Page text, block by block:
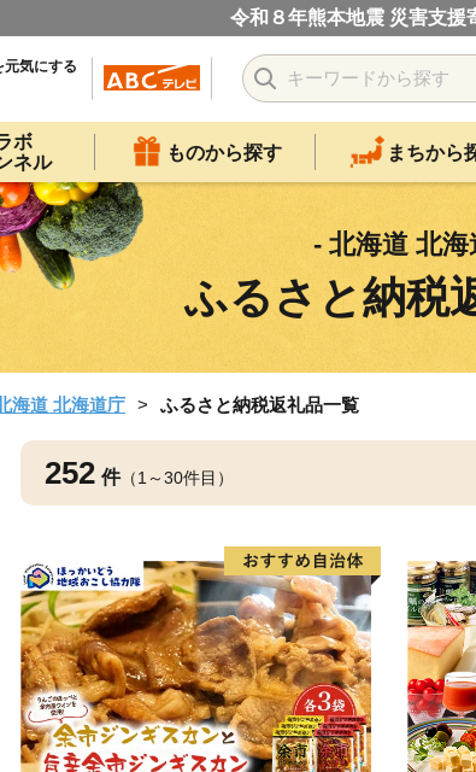
令和８年熊本地震 災害支援
元気にする
ボ
ネル
ものから探す まちから
- 北海道 北海
ふるさと納税
海道 北海道庁 ふるさと納税返礼品一覧
252 件（1～30件目）